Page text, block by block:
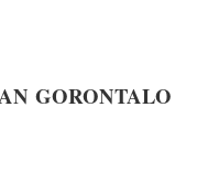
GORONTALO